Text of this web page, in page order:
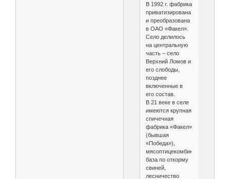
В 1992 г. фабрика
приватизирована
и преобразована
в ОАО «Факел».
Село делилось
на центральную
часть – село
Верхний Ломов и
его слободы,
позднее
включенные в
его состав.
В 21 веке в селе
имеются крупная
спичечная
фабрика «Факел»
(бывшая
«Победа»),
мясоптицекомбинат,
база по откорму
свиней,
лесничество